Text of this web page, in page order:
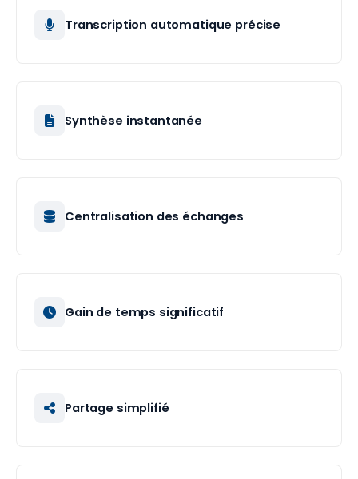
Transcription automatique précise
Synthèse instantanée
Centralisation des échanges
Gain de temps significatif
Partage simplifié